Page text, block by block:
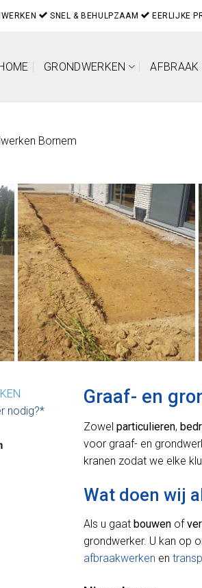
SNEL & BEHULPZAAM EERLIJKE
GRONDWERKEN AFBRAAK
Bornem
nodig?*
Graaf- en
Zowel particulieren,
voor graaf- en
kranen zodat we elke
Wat doen wij
Als u gaat bouwen of
grondwerker. U kan op
afbraakwerken en